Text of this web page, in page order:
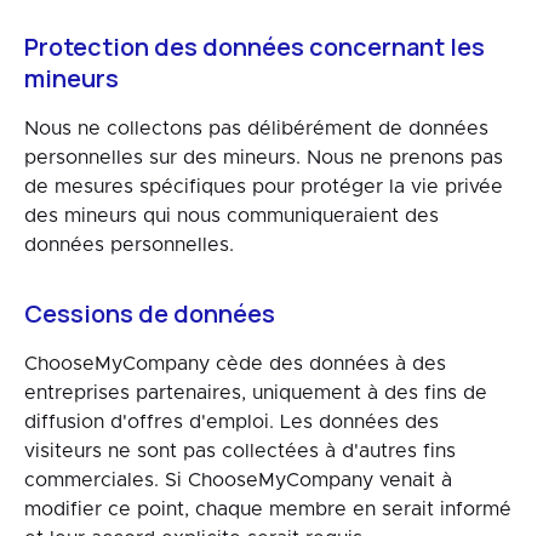
Protection des données concernant les
mineurs
Nous ne collectons pas délibérément de données
personnelles sur des mineurs. Nous ne prenons pas
de mesures spécifiques pour protéger la vie privée
des mineurs qui nous communiqueraient des
données personnelles.
Cessions de données
ChooseMyCompany cède des données à des
entreprises partenaires, uniquement à des fins de
diffusion d'offres d'emploi. Les données des
visiteurs ne sont pas collectées à d'autres fins
commerciales. Si ChooseMyCompany venait à
modifier ce point, chaque membre en serait informé